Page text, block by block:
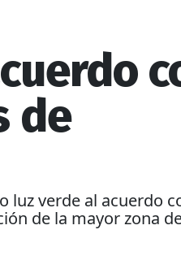
de
luz verde al acuerdo
de la mayor zona